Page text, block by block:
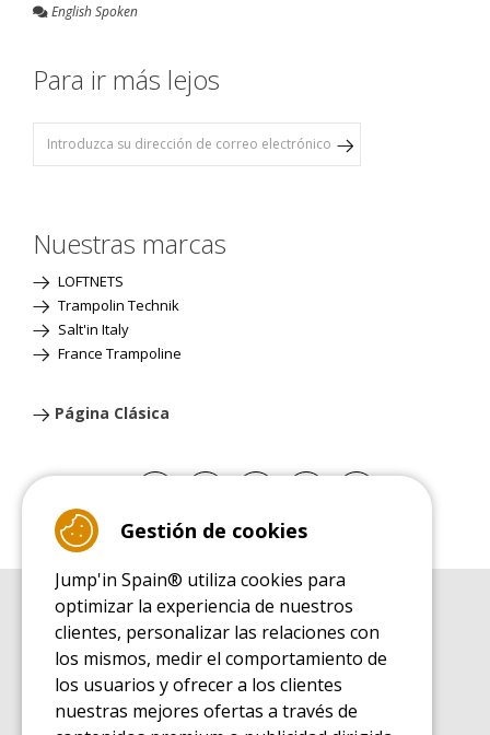
English Spoken
Para ir más lejos
Nuestras marcas
LOFTNETS
Trampolin Technik
Salt'in Italy
France Trampoline
Página Clásica
GUÍA DE COMPRA
Guía de compra para las camas elásticas de ocio
GUÍA DE INSTALACIÓN
Guía de montaje para la cama elástica de ocio
GUÍA DE MANTENIMIENTO
Gestión de cookies
Jump'in Spain® utiliza cookies para
optimizar la experiencia de nuestros
clientes, personalizar las relaciones con
los mismos, medir el comportamiento de
los usuarios y ofrecer a los clientes
nuestras mejores ofertas a través de